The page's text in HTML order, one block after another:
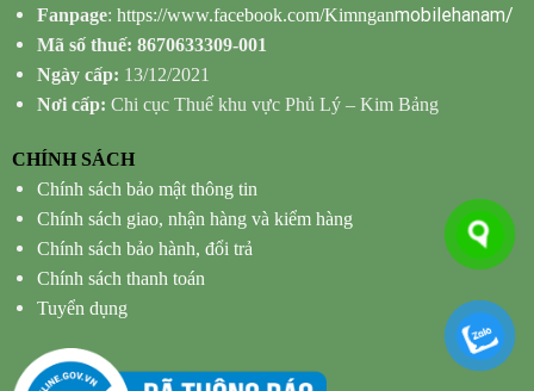
Fanpage: https://www.facebook.com/Kimnganmobilehanam/
Mã số thuế: 8670633309-001
Ngày cấp: 13/12/2021
Nơi cấp: Chi cục Thuế khu vực Phủ Lý – Kim Bảng
CHÍNH SÁCH
Chính sách bảo mật thông tin
Chính sách giao, nhận hàng và kiểm hàng
Chính sách bảo hành, đổi trả
Chính sách thanh toán
Tuyển dụng